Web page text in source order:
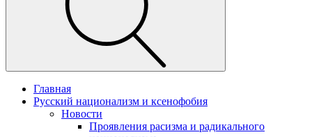
Главная
Русский национализм и ксенофобия
Новости
Проявления расизма и радикального